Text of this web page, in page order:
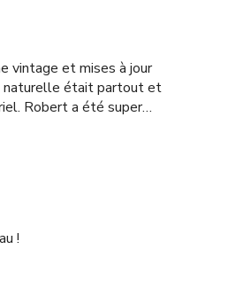
vintage et mises à jour
naturelle était partout et
Robert a été super
Je
!